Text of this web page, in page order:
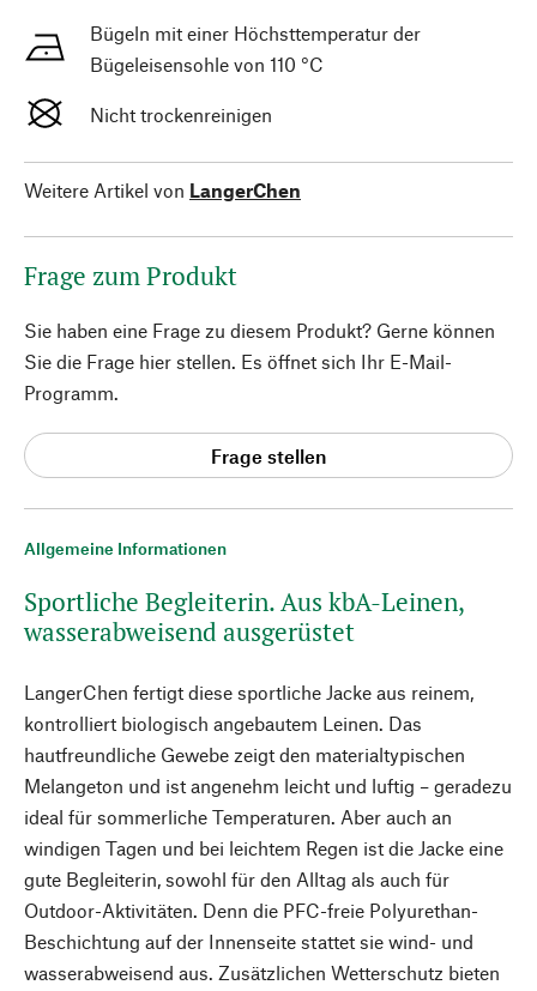
Allgemeine Informationen
Sportliche Begleiterin. Aus kbA-Leinen,
wasserabweisend ausgerüstet
LangerChen fertigt diese sportliche Jacke aus reinem,
kontrolliert biologisch angebautem Leinen. Das
hautfreundliche Gewebe zeigt den materialtypischen
Melangeton und ist angenehm leicht und luftig – geradezu
ideal für sommerliche Temperaturen. Aber auch an
windigen Tagen und bei leichtem Regen ist die Jacke eine
gute Begleiterin, sowohl für den Alltag als auch für
Outdoor-Aktivitäten. Denn die PFC-freie Polyurethan-
Beschichtung auf der Innenseite stattet sie wind- und
wasserabweisend aus. Zusätzlichen Wetterschutz bieten
Bügeln mit einer Höchsttemperatur der
Bügeleisensohle von 110 °C
Nicht trockenreinigen
Weitere Artikel von LangerChen
Frage zum Produkt
Sie haben eine Frage zu diesem Produkt? Gerne können
Sie die Frage hier stellen. Es öffnet sich Ihr E-Mail-
Programm.
Frage stellen